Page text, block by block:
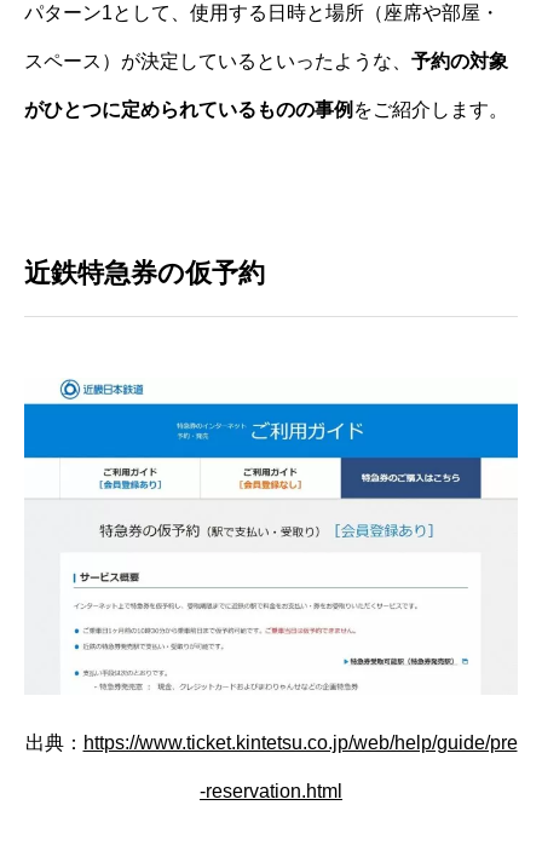
パターン1として、使用する日時と場所（座席や部屋・
スペース）が決定しているといったような、 予約の対象
がひとつに定められているものの事例 をご紹介します。
近鉄特急券の仮予約
出典： https://www.ticket.kintetsu.co.jp/web/help/guide/pre
-reservation.html